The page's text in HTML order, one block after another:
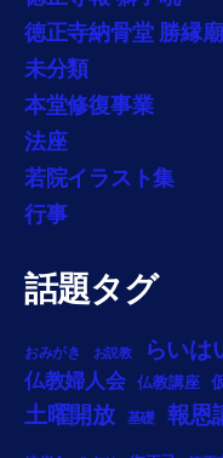
徳正寺納骨堂 勝縁廟
未分類
本堂修復事業
法座
若院イラスト集
行事
話題タグ
おみがき お説教 らいは
仏教婦人会
仏教講座
土曜開放 基礎 報恩